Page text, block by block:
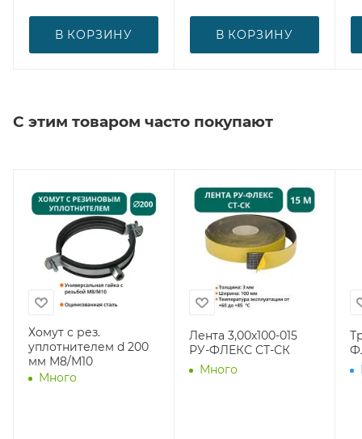
В КОРЗИНУ В КОРЗИНУ
С этим товаром часто покупают
Хомут с рез.
уплотнителем d 200
мм М8/М10
Много
Лента 3,00х100-015
РУ-ФЛЕКС СТ-СК
Много